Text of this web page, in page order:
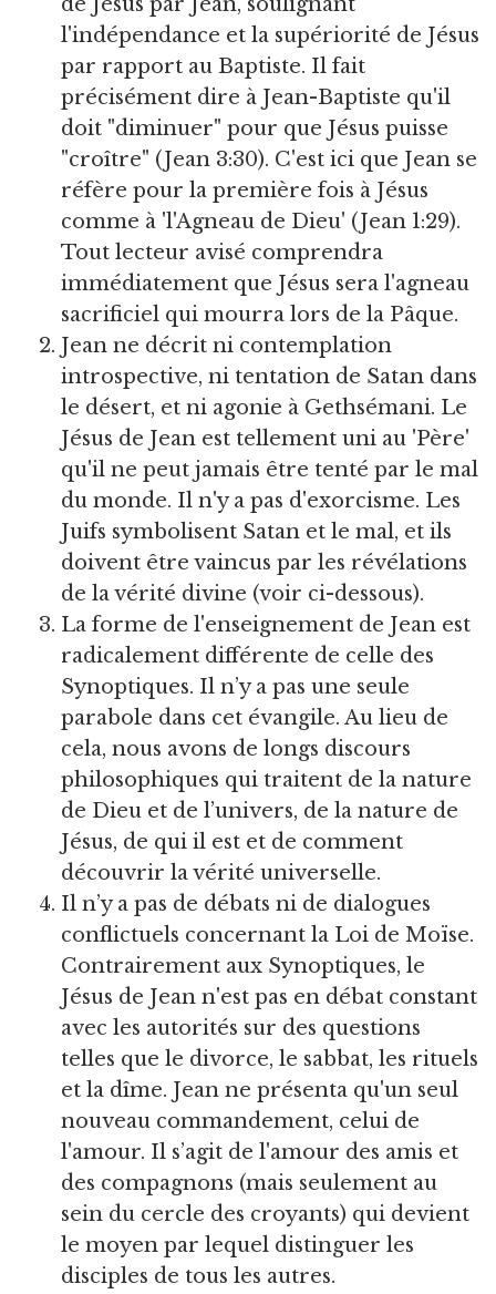
l'indépendance et la supériorité de Jésus
par rapport au Baptiste. Il fait
précisément dire à Jean-Baptiste qu'il
doit "diminuer" pour que Jésus puisse
"croître" (Jean 3:30). C'est ici que Jean se
réfère pour la première fois à Jésus
comme à 'l'Agneau de Dieu' (Jean 1:29).
Tout lecteur avisé comprendra
immédiatement que Jésus sera l'agneau
sacrificiel qui mourra lors de la Pâque.
Jean ne décrit ni contemplation
introspective, ni tentation de Satan dans
le désert, et ni agonie à Gethsémani. Le
Jésus de Jean est tellement uni au 'Père'
qu'il ne peut jamais être tenté par le mal
du monde. Il n'y a pas d'exorcisme. Les
Juifs symbolisent Satan et le mal, et ils
doivent être vaincus par les révélations
de la vérité divine (voir ci-dessous).
La forme de l'enseignement de Jean est
radicalement différente de celle des
Synoptiques. Il n’y a pas une seule
parabole dans cet évangile. Au lieu de
cela, nous avons de longs discours
philosophiques qui traitent de la nature
de Dieu et de l’univers, de la nature de
Jésus, de qui il est et de comment
découvrir la vérité universelle.
Il n’y a pas de débats ni de dialogues
conflictuels concernant la Loi de Moïse.
Contrairement aux Synoptiques, le
Jésus de Jean n'est pas en débat constant
avec les autorités sur des questions
telles que le divorce, le sabbat, les rituels
et la dîme. Jean ne présenta qu'un seul
nouveau commandement, celui de
l'amour. Il s’agit de l'amour des amis et
des compagnons (mais seulement au
sein du cercle des croyants) qui devient
le moyen par lequel distinguer les
disciples de tous les autres.